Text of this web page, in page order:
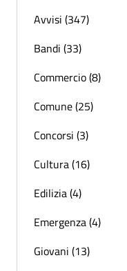
Avvisi (347)
Bandi (33)
Commercio (8)
Comune (25)
Concorsi (3)
Cultura (16)
Edilizia (4)
Emergenza (4)
Giovani (13)